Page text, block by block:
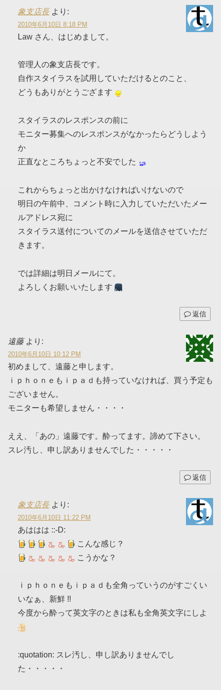
象支店長 より:
2010年6月10日 8:18 PM
Law さん、はじめまして。
管理人の象支店長です。
自作スタイラスを試用していただけるとのこと、
どうもありがとうござます
スタイラスのレスポンスの前に
モニター募集へのレスポンスがなかったらどうしよう
か
正直なところちょっと不安でした
これからちょっと出かけなければいけないので
明日の午前中、コメント時に入力していただいたメー
ルアドレス宛に
スタイラス送付についてのメールを送信させていただ
きます。
では詳細は明日メールにて。
よろしくお願いいたします
返信
遠藤 より:
2010年6月10日 10:12 PM
初めまして、遠藤と申します。
ｉｐｈｏｎｅもｉｐａｄも持っていなければ、買う予定も
ございません。
モニターも希望しません・・・・
ええ、「あの」遠藤です。酔ってます。諦めて下さい。
スレ汚し、申し訳ありませんでした・・・・・
返信
象支店長 より:
2010年6月10日 11:22 PM
あははは ::-D:
こんな感じ？
こうかな？
ｉｐｈｏｎｅもｉｐａｄも全角っていうのがすごくい
いなぁ、新鮮 !!
今度から酔って英文字のときは私も全角英文字にしよ
:quotation: スレ汚し、申し訳ありませんでし
た・・・・・